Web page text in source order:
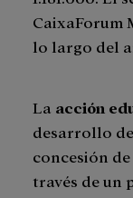
CaixaForum
lo largo del
La acción
desarrollo de
concesión de
través de un